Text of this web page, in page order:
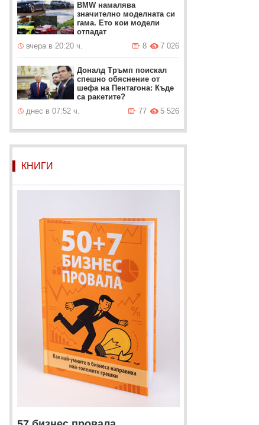
BMW намалява
значително моделната си
гама. Ето кои модели
отпадат
вчера в 20:20 ч.
7 026
8
Доналд Тръмп поискал
спешно обяснение от
шефа на Пентагона: Къде
са ракетите?
днес в 07:52 ч.
5 526
77
КНИГИ